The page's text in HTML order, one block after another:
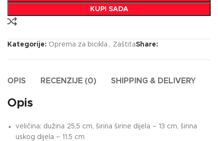
KUPI SADA
Kategorije: Oprema za bicikla , ZaštitaShare:
OPIS RECENZIJE (0) SHIPPING & DELIVERY
Opis
veličina: dužina 25,5 cm, širina širine dijela – 13 cm, širina
uskog dijela – 11,5 cm